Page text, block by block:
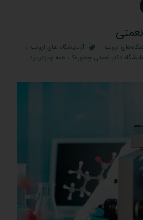
ارومیه آزمایشگاه های ارومیه ،
دکتر نعمتی چطوره؟ ، همه چیزدرباره